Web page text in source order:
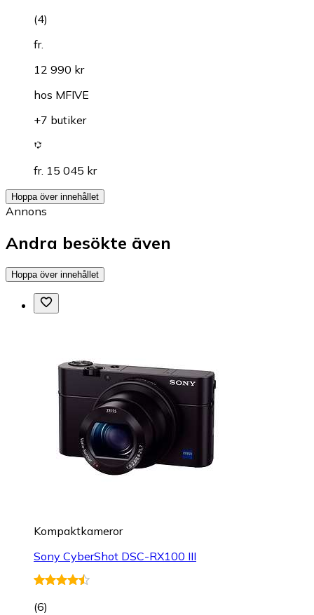
(4)
fr.
12 990 kr
hos MFIVE
+7 butiker
fr. 15 045 kr
Hoppa över innehållet
Annons
Andra besökte även
Hoppa över innehållet
Kompaktkameror
Sony CyberShot DSC-RX100 III
(6)